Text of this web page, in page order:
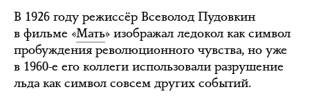
В 1926 году режиссёр Всеволод Пудовкин
в фильме «Мать» изображал ледокол как символ
пробуждения революционного чувства, но уже
в 1960-е его коллеги использовали разрушение
льда как символ совсем других событий.